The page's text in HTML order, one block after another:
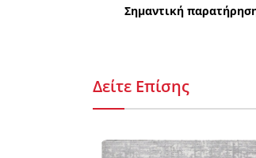
Σημαντική
Δείτε Επίσης